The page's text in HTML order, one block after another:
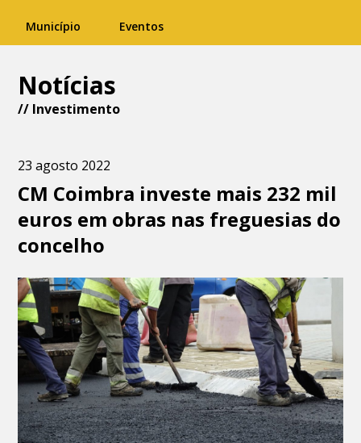
Município Eventos
Notícias
// Investimento
23 agosto 2022
CM Coimbra investe mais 232 mil
euros em obras nas freguesias do
concelho